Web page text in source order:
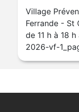
Village
Ferrande - St
de 11 h à 18
2026-vf-